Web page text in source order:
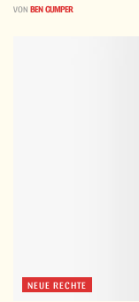
VON BEN GUMPER
NEUE RECHTE